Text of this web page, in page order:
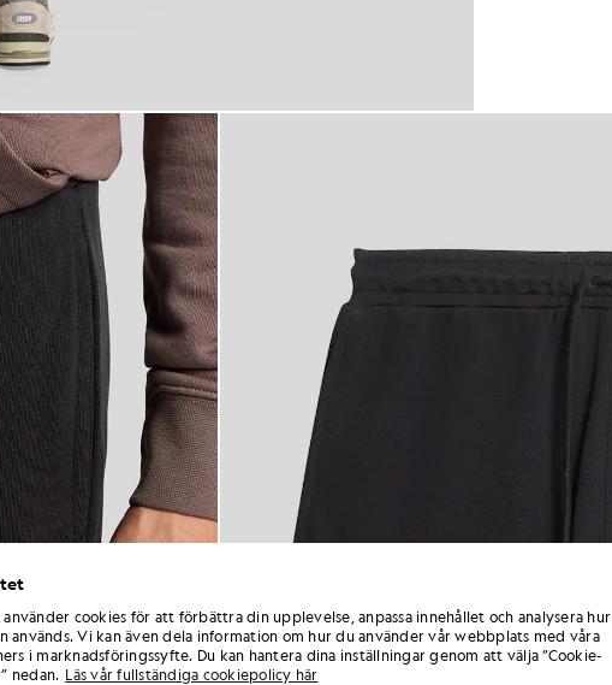
i superfint bomullstyg
använder cookies för att förbättra din upplevelse, anpassa innehållet och analysera hur
används. Vi kan även dela information om hur du använder vår webbplats med våra
i marknadsföringssyfte. Du kan hantera dina inställningar genom att välja ”Cookie-
nedan. Läs vår fullständiga cookiepolicy här